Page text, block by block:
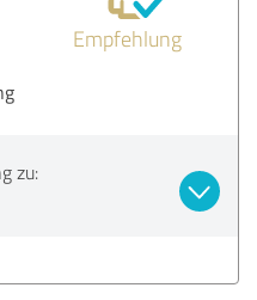
Empfehlung
zu: